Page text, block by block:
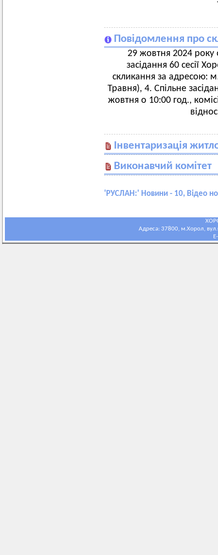
Повідомлення про
29 жовтня 2024 року
засідання 60 сесії
скликання за адресою:
Травня), 4. Спільне
жовтня о 10:00 год.,
Інвентаризація
Виконавчий комітет
' РУСЛАН:' Новини - 10, Відео
Адреса: 37800, м.Хорол,